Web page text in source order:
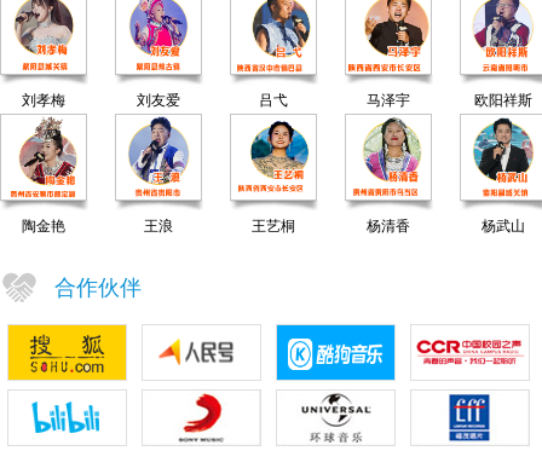
刘孝梅 刘友爱 吕弋 马泽宇 欧阳祥斯
陶金艳 王浪 王艺桐 杨清香 杨武山
紫阳民歌奏唱
团
刘滔
合作伙伴